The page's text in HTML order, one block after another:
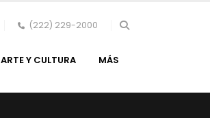
(222) 229-2000
ARTE Y CULTURA MÁS